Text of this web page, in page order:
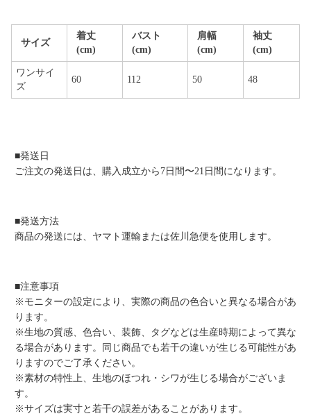
着丈
(cm)
バスト
(cm)
肩幅
(cm)
袖丈
(cm)
ワンサイ
ズ
ご注文の発送日は、購入成立から7日間〜21日間になります。
商品の発送には、ヤマト運輸または佐川急便を使用します。
※モニターの設定により、実際の商品の色合いと異なる場合があ
ります。
※生地の質感、色合い、装飾、タグなどは生産時期によって異な
る場合があります。同じ商品でも若干の違いが生じる可能性があ
りますのでご了承ください。
※素材の特性上、生地のほつれ・シワが生じる場合がございま
す。
※サイズは実寸と若干の誤差があることがあります。
※選択可能なカラー・サイズのみご注文いただけます。